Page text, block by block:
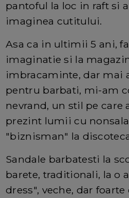
pantoful la loc in raft si
imaginea cutitului.
Asa ca in ultimii 5 ani,
imaginatie si la
imbracaminte, dar mai
pentru barbati, mi-am
nevrand, un stil pe care
prezint lumii cu
"biznisman" la
Sandale barbatesti la
barete, traditionali, la o
dress", veche, dar foarte